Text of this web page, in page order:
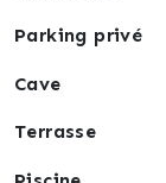
Parking privé
Cave
Terrasse